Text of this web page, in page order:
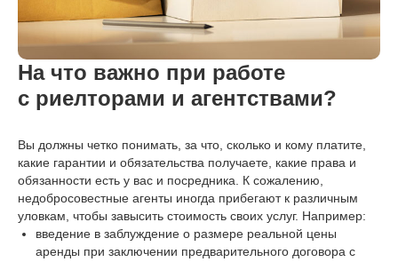
На что важно при работе
с риелторами и агентствами?
Вы должны четко понимать, за что, сколько и кому платите,
какие гарантии и обязательства получаете, какие права и
обязанности есть у вас и посредника. К сожалению,
недобросовестные агенты иногда прибегают к различным
уловкам, чтобы завысить стоимость своих услуг. Например:
введение в заблуждение о размере реальной цены
аренды при заключении предварительного договора с